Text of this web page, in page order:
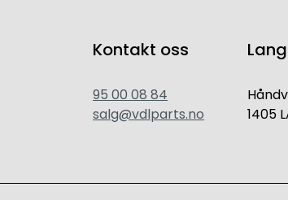
Kontakt oss
95 00 08 84
salg@vdlparts.no
1405